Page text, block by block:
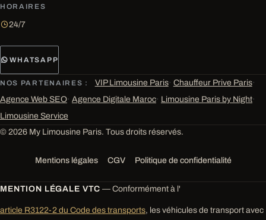
HORAIRES
24/7
WHATSAPP
NOS PARTENAIRES : VIP Limousine Paris· Chauffeur Prive Paris·
Agence Web SEO· Agence Digitale Maroc· Limousine Paris by Night·
Limousine Service
© 2026 My Limousine Paris. Tous droits réservés.
Mentions légales CGV Politique de confidentialité
MENTION LÉGALE VTC — Conformément à l'
article R3122-2 du Code des transports, les véhicules de transport avec